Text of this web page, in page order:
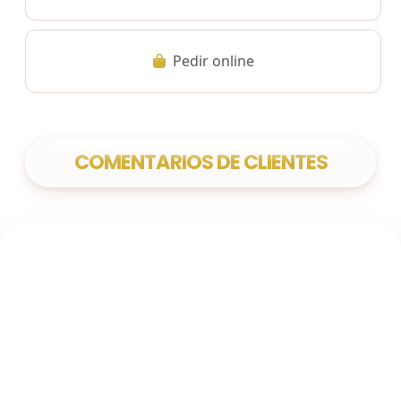
Pedir online
COMENTARIOS DE CLIENTES